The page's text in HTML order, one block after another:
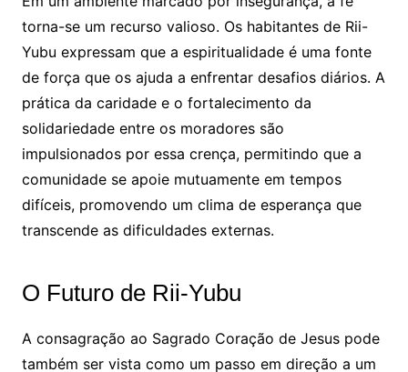
torna-se um recurso valioso. Os habitantes de Rii-
Yubu expressam que a espiritualidade é uma fonte
de força que os ajuda a enfrentar desafios diários. A
prática da caridade e o fortalecimento da
solidariedade entre os moradores são
impulsionados por essa crença, permitindo que a
comunidade se apoie mutuamente em tempos
difíceis, promovendo um clima de esperança que
transcende as dificuldades externas.
O Futuro de Rii-Yubu
A consagração ao Sagrado Coração de Jesus pode
também ser vista como um passo em direção a um